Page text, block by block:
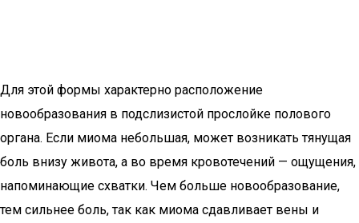
Для этой формы характерно расположение
новообразования в подслизистой прослойке полового
органа. Если миома небольшая, может возникать тянущая
боль внизу живота, а во время кровотечений — ощущения,
напоминающие схватки. Чем больше новообразование,
тем сильнее боль, так как миома сдавливает вены и